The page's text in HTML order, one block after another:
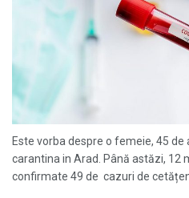
Este vorba despre o femeie, 45 de
carantina in Arad. Până astăzi, 12
confirmate 49 de cazuri de